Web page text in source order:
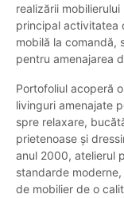
realizării
principal activitatea
mobilă la comandă,
pentru amenajarea
Portofoliul acoperă
livinguri amenajate
spre relaxare,
prietenoase și
anul 2000, atelierul
standarde
de mobilier de o